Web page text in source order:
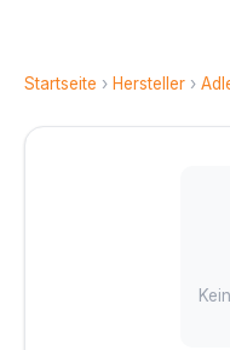
Startseite › Hersteller ›